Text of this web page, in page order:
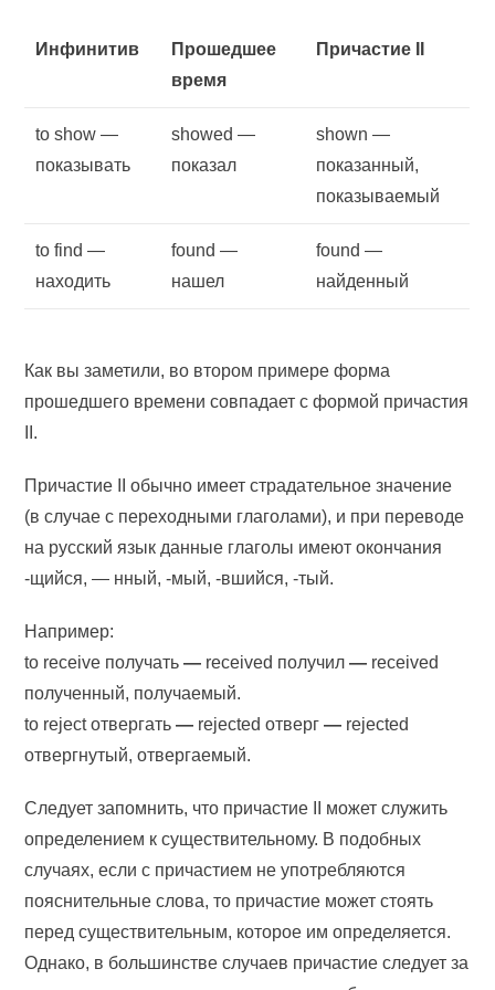
Инфинитив
Прошедшее
время
Причастие II
to show —
показывать
showed —
показал
shown —
показанный,
показываемый
to find —
находить
found —
нашел
found —
найденный
Как вы заметили, во втором примере форма
прошедшего времени совпадает с формой причастия
II.
Причастие II обычно имеет страдательное значение
(в случае с переходными глаголами), и при переводе
на русский язык данные глаголы имеют окончания
-щийся, — нный, -мый, -вшийся, -тый.
Например:
to receive получать— received получил — received
полученный, получаемый.
to reject отвергать — rejected отверг— rejected
отвергнутый, отвергаемый.
Следует запомнить, что причастие II может служить
определением к существительному. В подобных
случаях, если с причастием не употребляются
пояснительные слова, то причастие может стоять
перед существительным, которое им определяется.
Однако, в большинстве случаев причастие следует за